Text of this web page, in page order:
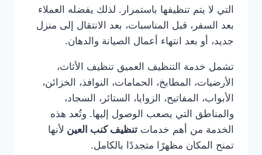
التي لا يتم تنظيفها باستمرار. لذلك يفضله العملاء
بعد السفر، قبل المناسبات، بعد الانتقال إلى منزل
جديد، أو بعد انتهاء أعمال الصيانة والدهان.
تشمل خدمة التنظيف العميق تنظيف الأثاث،
الأرضيات، المطابخ، الحمامات، النوافذ، الخزائن،
الأبواب، المفاتيح، الزوايا، الستائر، السجاد،
والمناطق التي يصعب الوصول إليها. وتُعد هذه
الخدمة من أهم خدمات تنظيف كنب العين لأنها
تمنح المكان مظهرًا متجددًا بالكامل.